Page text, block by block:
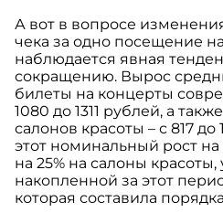
А вот в вопросе
чека за одно посещение
наблюдается явная
сокращению. Вырос
билеты на концерты
1080 до 1311 рублей, а
салонов красоты – с 817
этот номинальный рост на
на 25% на салоны
накопленной за этот
которая составила